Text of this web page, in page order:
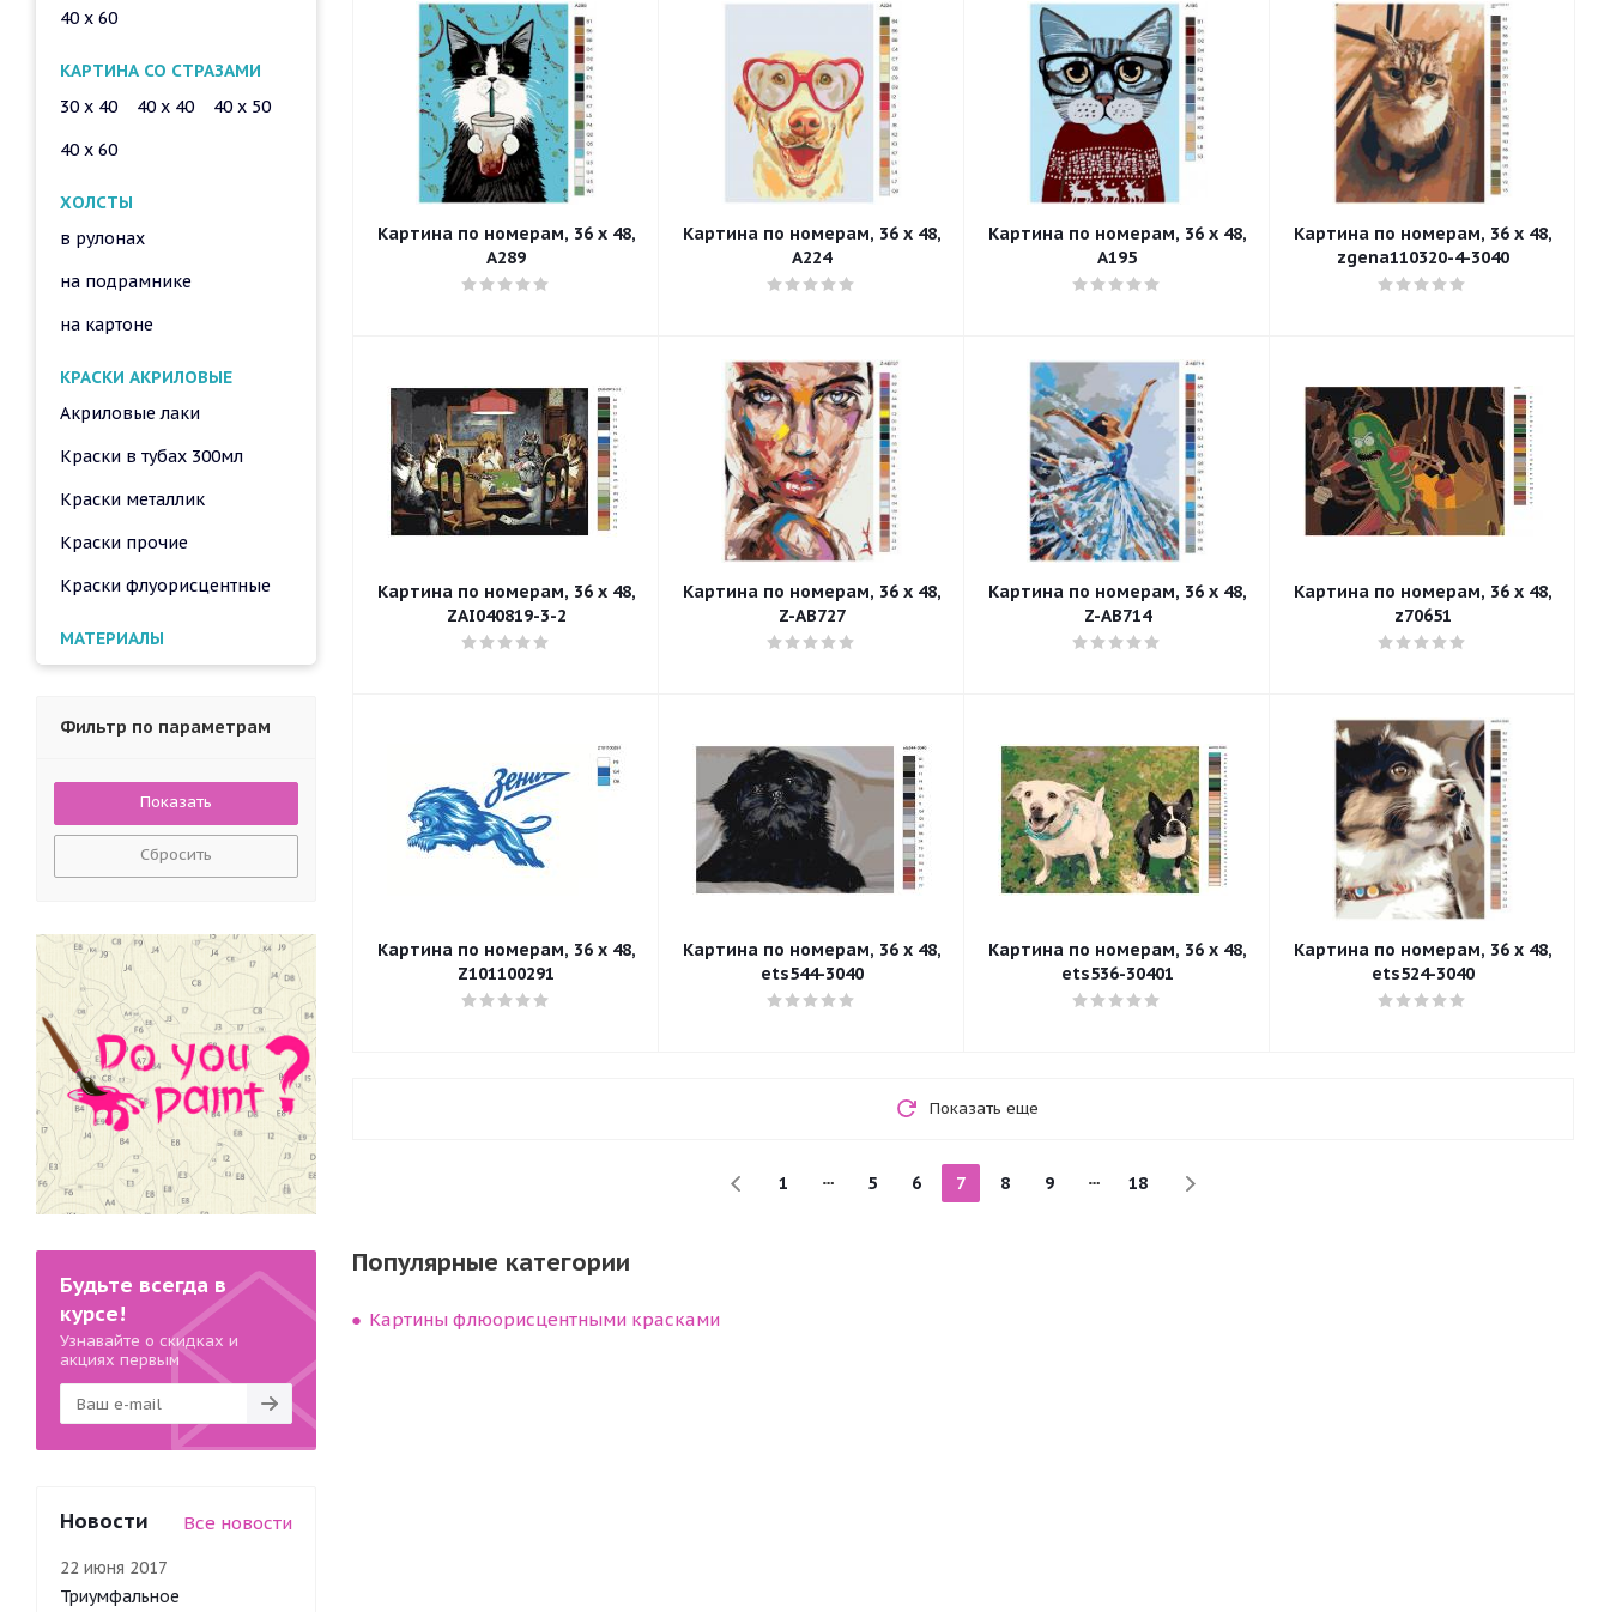
Картина по номерам, 36 x 48,
A289
Картина по номерам, 36 x 48,
A224
Картина по номерам, 36 x 48,
A195
Картина по номерам, 36 x 48,
zgena110320-4-3040
Картина по номерам, 36 x 48,
ZAI040819-3-2
Картина по номерам, 36 x 48,
Z-AB727
Картина по номерам, 36 x 48,
Z-AB714
Картина по номерам, 36 x 48,
z70651
Картина по номерам, 36 x 48,
Z101100291
Картина по номерам, 36 x 48,
ets544-3040
Картина по номерам, 36 x 48,
ets536-30401
Картина по номерам, 36 x 48,
ets524-3040
Показать еще
1 5 6 7 8 9 18
Популярные категории
Картины флюорисцентными красками
40 x 60
КАРТИНА СО СТРАЗАМИ
30 x 40
40 x 40
40 x 50
40 x 60
ХОЛСТЫ
в рулонах
на подрамнике
на картоне
КРАСКИ АКРИЛОВЫЕ
Акриловые лаки
Краски в тубах 300мл
Краски металлик
Краски прочие
Краски флуорисцентные
МАТЕРИАЛЫ
Фильтр по параметрам
Сбросить
Будьте всегда в
курсе!
Узнавайте о скидках и
акциях первым
Новости Все новости
22 июня 2017
Триумфальное